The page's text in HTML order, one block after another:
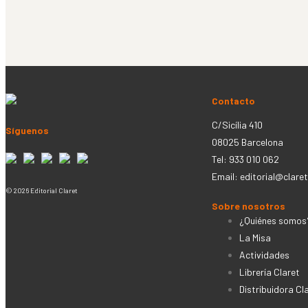
Síguenos
© 2026 Editorial Claret
Contacto
C/Sicília 410
08025 Barcelona
Tel: 933 010 062
Email:
Sobre nosotros
¿Quiénes
La Misa
Actividades
Librería Claret
Distribuidora